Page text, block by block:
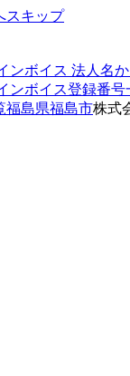
スキップ
ンボイス 法人名
ンボイス登録番号
福島県福島市株式